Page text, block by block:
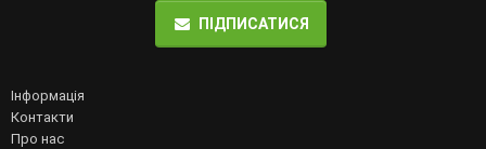
ПІДПИСАТИСЯ
Інформація
Контакти
Про нас